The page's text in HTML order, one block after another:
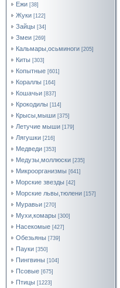
Ежи [38]
Жуки [122]
Зайцы [34]
Змеи [269]
Кальмары,осьминоги [205]
Киты [303]
Копытные [601]
Кораллы [164]
Кошачьи [837]
Крокодилы [114]
Крысы,мыши [375]
Летучие мыши [179]
Лягушки [216]
Медведи [353]
Медузы,моллюски [235]
Микроорганизмы [641]
Морские звезды [42]
Морские львы,тюлени [157]
Муравьи [270]
Мухи,комары [300]
Насекомые [427]
Обезьяны [739]
Пауки [350]
Пингвины [104]
Псовые [675]
Птицы [1223]